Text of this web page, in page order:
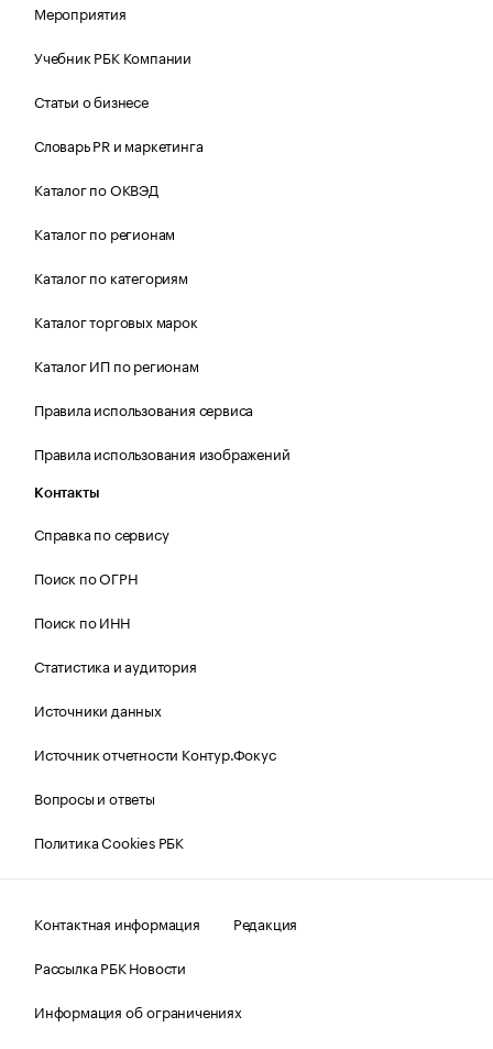
Мероприятия
Учебник РБК Компании
Статьи о бизнесе
Словарь PR и маркетинга
Каталог по ОКВЭД
Каталог по регионам
Каталог по категориям
Каталог торговых марок
Каталог ИП по регионам
Правила использования сервиса
Правила использования изображений
Контакты
Справка по сервису
Поиск по ОГРН
Поиск по ИНН
Статистика и аудитория
Источники данных
Источник отчетности Контур.Фокус
Вопросы и ответы
Политика Cookies РБК
Контактная информация
Редакция
Рассылка РБК Новости
Информация об ограничениях